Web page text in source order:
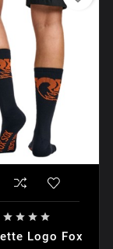
   
Logo Fox